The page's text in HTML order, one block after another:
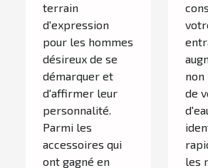
terrain
d'expression
pour les hommes
désireux de se
démarquer et
d'affirmer leur
personnalité.
Parmi les
accessoires qui
ont gagné en
non
de
les